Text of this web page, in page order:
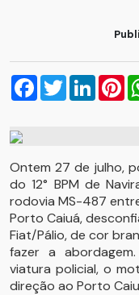
Facebook
Twitter
Ontem 27 de julho,
do 12° BPM de
rodovia MS-487
Porto Caiuá,
Fiat/Pálio, de cor
fazer a
viatura policial, o
direção ao Porto